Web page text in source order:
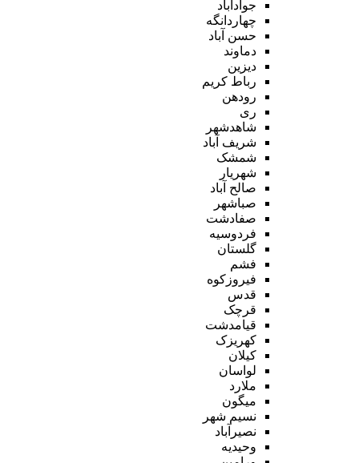
جوادآباد
چهاردانگه
حسن آباد
دماوند
دیزین
رباط کریم
رودهن
ری
شاهدشهر
شریف آباد
شمشک
شهریار
صالح آباد
صباشهر
صفادشت
فردوسیه
گلستان
فشم
فیروزکوه
قدس
قرچک
قیامدشت
کهریزک
کیلان
لواسان
ملارد
میگون
نسیم شهر
نصیرآباد
وحیدیه